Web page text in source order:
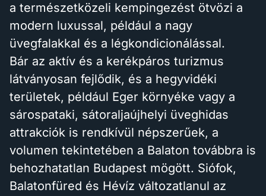
a természetközeli kempingezést ötvözi a
modern luxussal, például a nagy
üvegfalakkal és a légkondicionálással.
Bár az aktív és a kerékpáros turizmus
látványosan fejlődik, és a hegyvidéki
területek, például Eger környéke vagy a
sárospataki, sátoraljaújhelyi üveghidas
attrakciók is rendkívül népszerűek, a
volumen tekintetében a Balaton továbbra is
behozhatatlan Budapest mögött. Siófok,
Balatonfüred és Hévíz változatlanul az